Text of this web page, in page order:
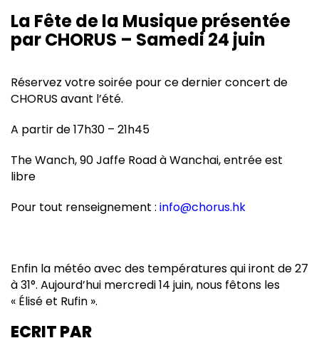
La Fête de la Musique présentée
par CHORUS – Samedi 24 juin
Réservez votre soirée pour ce dernier concert de
CHORUS avant l’été.
A partir de 17h30 – 21h45
The Wanch, 90 Jaffe Road à Wanchai, entrée est
libre
Pour tout renseignement : info@chorus.hk
Enfin la météo avec des températures qui iront de 27
à 31°. Aujourd’hui mercredi 14 juin, nous fêtons les
« Élisé et Rufin ».
ECRIT PAR